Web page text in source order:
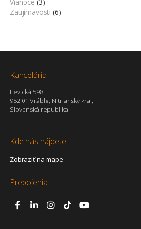
Vianoce (3)
Zaujímavosti (6)
Kancelária
Levická 598
952 01 Vráble, Nitriansky kraj,
Slovenská republika
Kde nás nájdete
Zobraziť na mape
Prepojenia